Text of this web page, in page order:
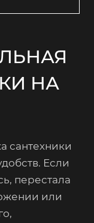
НА
сантехники
Если
перестала
или